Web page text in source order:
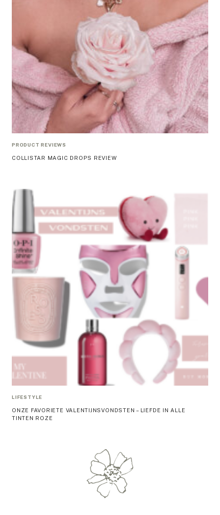
PRODUCT REVIEWS
COLLISTAR MAGIC DROPS REVIEW
LIFESTYLE
ONZE FAVORIETE VALENTIJNSVONDSTEN – LIEFDE IN ALLE
TINTEN ROZE